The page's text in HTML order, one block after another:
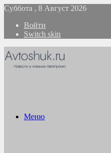
Суббота , 8 Август 2026
Войти
Switch skin
Меню